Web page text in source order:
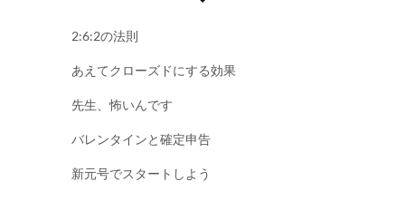
2:6:2の法則
あえてクローズドにする効果
先生、怖いんです
バレンタインと確定申告
新元号でスタートしよう